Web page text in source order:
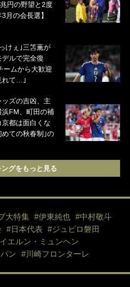
円の野望と2度
月の会長選】
けぇ｣三笘薫が
ルで完全復
ームから大歓迎
れて…｣
ズの吉凶、主
浜FM、町田の補
都は面白くな
ての秋春制｣の
ングをもっと見る
大特集 #伊東純也
#中村敬斗
#日本代表
#ジュビロ磐田
エルン・ミュンヘン
ン
#川崎フロンターレ